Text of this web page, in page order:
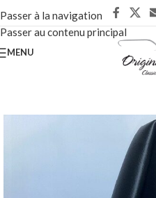
Passer à la navigation
Passer au contenu principal
MENU